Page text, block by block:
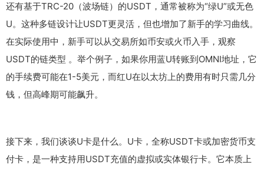
还有基于TRC-20（波场链）的USDT，通常被称为“绿U”或无色
U。这种多链设计让USDT更灵活，但也增加了新手的学习曲线。
在实际使用中，新手可以从交易所如币安或火币入手，观察
USDT的链类型 。举个例子，如果你用蓝U转账到OMNI地址，它
的手续费可能在1-5美元，而红U在以太坊上的费用有时只需几分
钱，但高峰期可能飙升。
接下来，我们谈谈U卡是什么。U卡，全称USDT卡或加密货币支
付卡，是一种支持用USDT充值的虚拟或实体银行卡。它本质上